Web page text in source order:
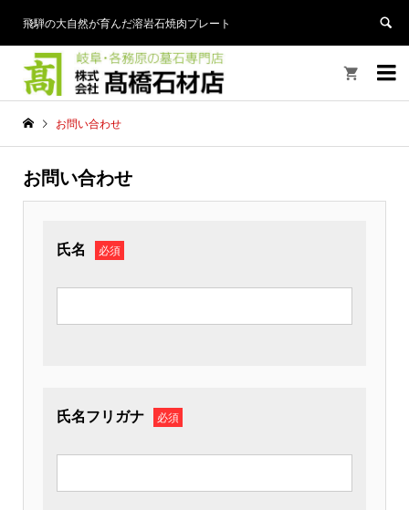
飛騨の大自然が育んだ溶岩石焼肉プレート


お問い合わせ
お問い合わせ
氏名 必須
氏名フリガナ 必須